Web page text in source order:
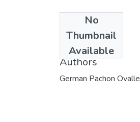
No
Thumbnail
Available
1987
Authors
German Pachon Ovalle